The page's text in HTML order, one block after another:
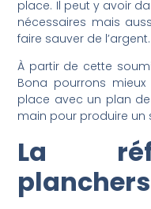
place. Il peut y avoir
nécessaires mais
faire sauver de l’argent.
À partir de cette
Bona pourrons
place avec un plan
main pour produire un
La